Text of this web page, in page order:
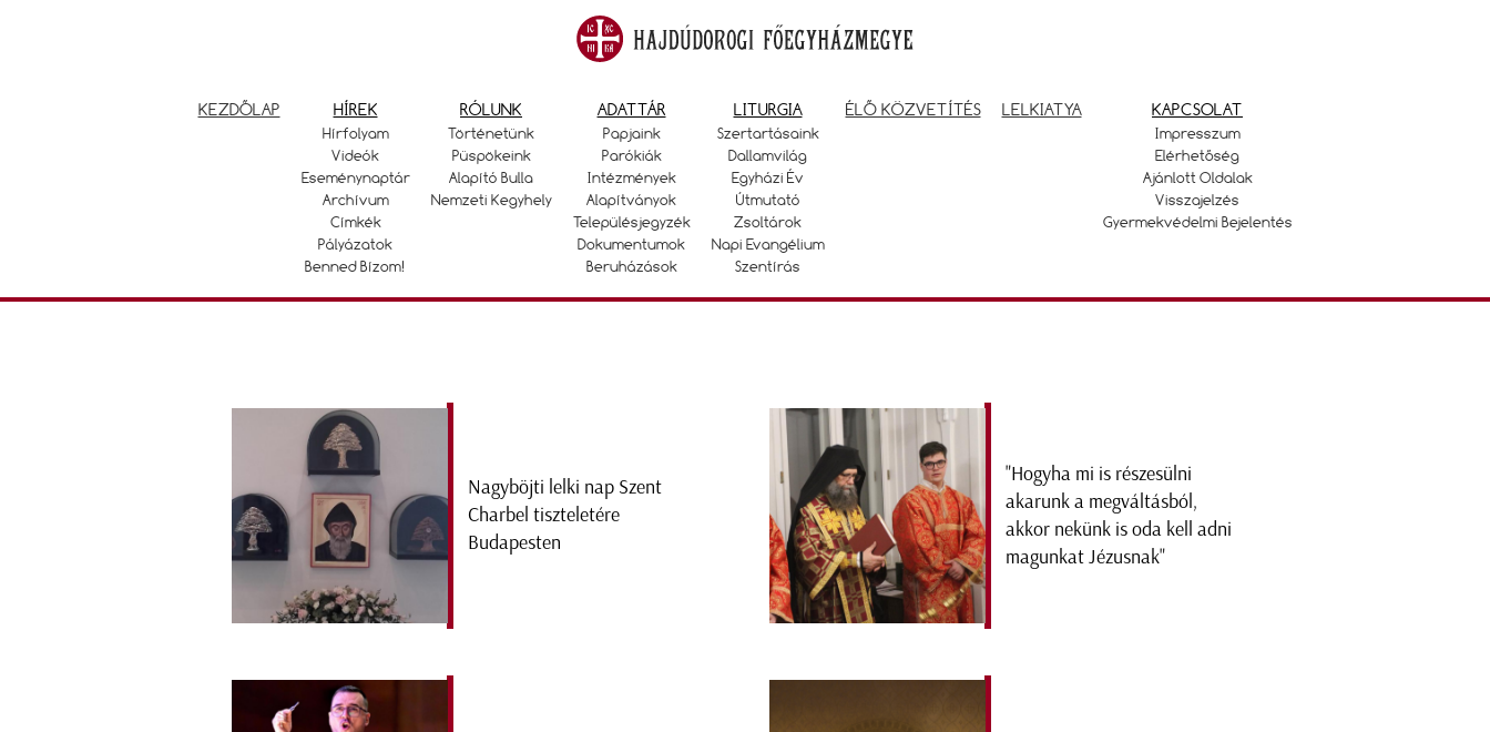
KEZDŐLAP HÍREK
Hírfolyam
Videók
Eseménynaptár
Archívum
Címkék
Pályázatok
Benned Bízom!
RÓLUNK
Történetünk
Püspökeink
Alapító Bulla
Nemzeti Kegyhely
ADATTÁR
Papjaink
Parókiák
Intézmények
Alapítványok
Településjegyzék
Dokumentumok
Beruházások
LITURGIA
Szertartásaink
Dallamvilág
Egyházi Év
Útmutató
Zsoltárok
Napi Evangélium
Szentírás
ÉLŐ KÖZVETÍTÉS LELKIATYA KAPCSOLAT
Impresszum
Elérhetőség
Ajánlott Oldalak
Visszajelzés
Gyermekvédelmi Bejelentés
Nagyböjti lelki nap Szent
Charbel tiszteletére
Budapesten
"Hogyha mi is részesülni
akarunk a megváltásból,
akkor nekünk is oda kell adni
magunkat Jézusnak"